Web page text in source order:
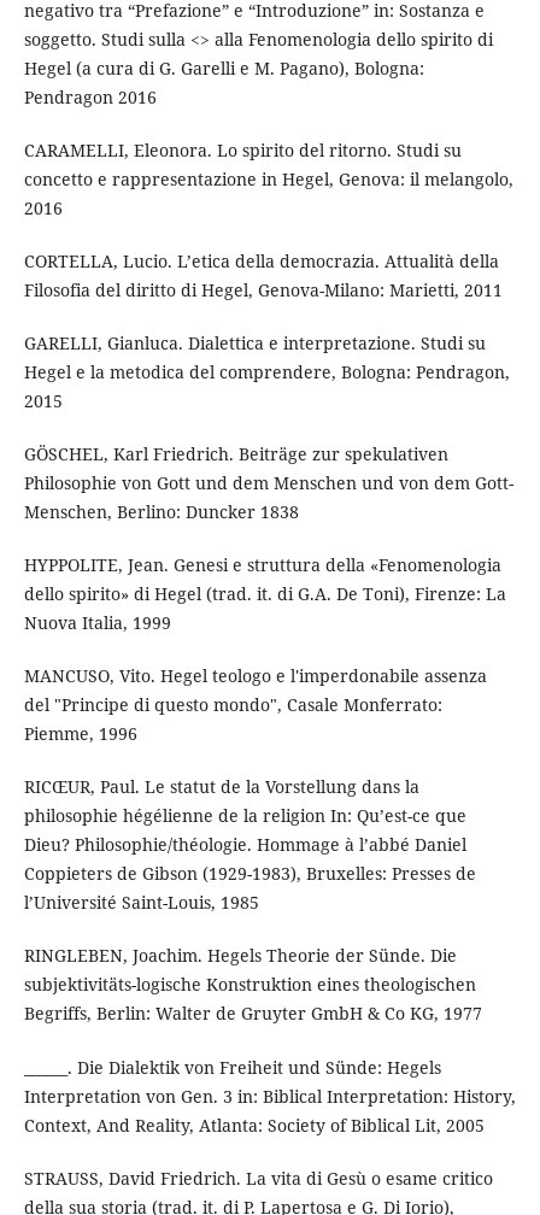
negativo tra “Prefazione” e “Introduzione” in: Sostanza e
soggetto. Studi sulla <> alla Fenomenologia dello spirito di
Hegel (a cura di G. Garelli e M. Pagano), Bologna:
Pendragon 2016
CARAMELLI, Eleonora. Lo spirito del ritorno. Studi su
concetto e rappresentazione in Hegel, Genova: il melangolo,
2016
CORTELLA, Lucio. L’etica della democrazia. Attualità della
Filosofia del diritto di Hegel, Genova-Milano: Marietti, 2011
GARELLI, Gianluca. Dialettica e interpretazione. Studi su
Hegel e la metodica del comprendere, Bologna: Pendragon,
2015
GÖSCHEL, Karl Friedrich. Beiträge zur spekulativen
Philosophie von Gott und dem Menschen und von dem Gott-
Menschen, Berlino: Duncker 1838
HYPPOLITE, Jean. Genesi e struttura della «Fenomenologia
dello spirito» di Hegel (trad. it. di G.A. De Toni), Firenze: La
Nuova Italia, 1999
MANCUSO, Vito. Hegel teologo e l'imperdonabile assenza
del "Principe di questo mondo", Casale Monferrato:
Piemme, 1996
RICŒUR, Paul. Le statut de la Vorstellung dans la
philosophie hégélienne de la religion In: Qu’est-ce que
Dieu? Philosophie/théologie. Hommage à l’abbé Daniel
Coppieters de Gibson (1929-1983), Bruxelles: Presses de
l’Université Saint-Louis, 1985
RINGLEBEN, Joachim. Hegels Theorie der Sünde. Die
subjektivitäts-logische Konstruktion eines theologischen
Begriffs, Berlin: Walter de Gruyter GmbH & Co KG, 1977
______. Die Dialektik von Freiheit und Sünde: Hegels
Interpretation von Gen. 3 in: Biblical Interpretation: History,
Context, And Reality, Atlanta: Society of Biblical Lit, 2005
STRAUSS, David Friedrich. La vita di Gesù o esame critico
della sua storia (trad. it. di P. Lapertosa e G. Di Iorio),